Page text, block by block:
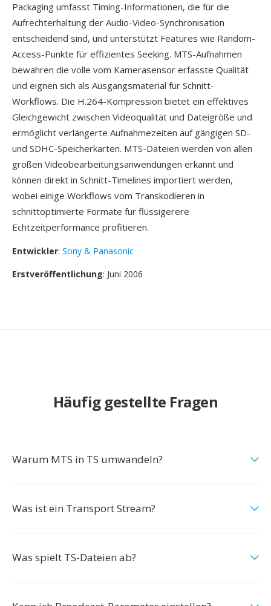
Packaging umfasst Timing-Informationen, die für die
Aufrechterhaltung der Audio-Video-Synchronisation
entscheidend sind, und unterstützt Features wie Random-
Access-Punkte für effizientes Seeking. MTS-Aufnahmen
bewahren die volle vom Kamerasensor erfasste Qualität
und eignen sich als Ausgangsmaterial für Schnitt-
Workflows. Die H.264-Kompression bietet ein effektives
Gleichgewicht zwischen Videoqualität und Dateigröße und
ermöglicht verlängerte Aufnahmezeiten auf gängigen SD-
und SDHC-Speicherkarten. MTS-Dateien werden von allen
großen Videobearbeitungsanwendungen erkannt und
können direkt in Schnitt-Timelines importiert werden,
wobei einige Workflows vom Transkodieren in
schnittoptimierte Formate für flüssigerere
Echtzeitperformance profitieren.
Entwickler: Sony & Panasonic
Erstveröffentlichung: Juni 2006
Häufig gestellte Fragen
Warum MTS in TS umwandeln?
Was ist ein Transport Stream?
Was spielt TS-Dateien ab?